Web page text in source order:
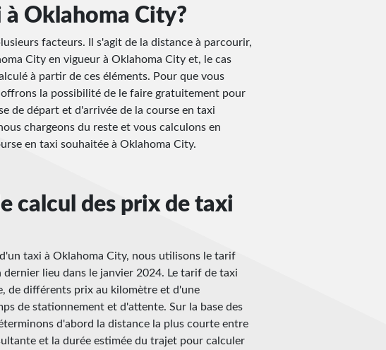
Oklahoma City?
facteurs. Il s'agit de la distance à parcourir,
City en vigueur à Oklahoma City et, le cas
à partir de ces éléments. Pour que vous
la possibilité de le faire gratuitement pour
de départ et d'arrivée de la course en taxi
chargeons du reste et vous calculons en
en taxi souhaitée à Oklahoma City.
calcul des prix de taxi
taxi à Oklahoma City, nous utilisons le tarif
lieu dans le janvier 2024. Le tarif de taxi
de différents prix au kilomètre et d'une
de stationnement et d'attente. Sur la base des
d'abord la distance la plus courte entre
et la durée estimée du trajet pour calculer